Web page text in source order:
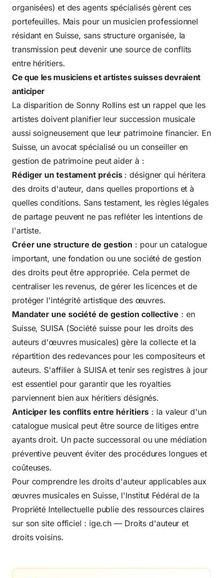
organisées) et des agents spécialisés gèrent ces
portefeuilles. Mais pour un musicien professionnel
résidant en Suisse, sans structure organisée, la
transmission peut devenir une source de conflits
entre héritiers.
Ce que les musiciens et artistes suisses devraient
anticiper
La disparition de Sonny Rollins est un rappel que les
artistes doivent planifier leur succession musicale
aussi soigneusement que leur patrimoine financier. En
Suisse, un avocat spécialisé ou un conseiller en
gestion de patrimoine peut aider à :
Rédiger un testament précis: désigner qui héritera
des droits d'auteur, dans quelles proportions et à
quelles conditions. Sans testament, les règles légales
de partage peuvent ne pas refléter les intentions de
l'artiste.
Créer une structure de gestion : pour un catalogue
important, une fondation ou une société de gestion
des droits peut être appropriée. Cela permet de
centraliser les revenus, de gérer les licences et de
protéger l'intégrité artistique des œuvres.
Mandater une société de gestion collective : en
Suisse, SUISA (Société suisse pour les droits des
auteurs d'œuvres musicales) gère la collecte et la
répartition des redevances pour les compositeurs et
auteurs. S'affilier à SUISA et tenir ses registres à jour
est essentiel pour garantir que les royalties
parviennent bien aux héritiers désignés.
Anticiper les conflits entre héritiers : la valeur d'un
catalogue musical peut être source de litiges entre
ayants droit. Un pacte successoral ou une médiation
préventive peuvent éviter des procédures longues et
coûteuses.
Pour comprendre les droits d'auteur applicables aux
œuvres musicales en Suisse, l'Institut Fédéral de la
Propriété Intellectuelle publie des ressources claires
sur son site officiel : ige.ch — Droits d'auteur et
droits voisins.